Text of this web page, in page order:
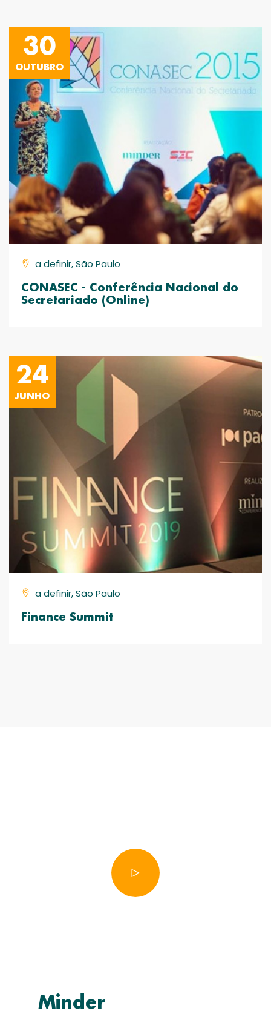
30
OUTUBRO
a definir, São Paulo
CONASEC - Conferência Nacional do
Secretariado (Online)
24
JUNHO
a definir, São Paulo
Finance Summit
Minder